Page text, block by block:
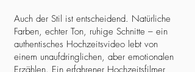
Auch der Stil ist entscheidend. Natürliche
Farben, echter Ton, ruhige Schnitte – ein
authentisches Hochzeitsvideo lebt von
einem unaufdringlichen, aber emotionalen
Erzählen. Ein erfahrener Hochzeitsfilmer